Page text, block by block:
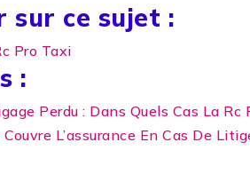
sur ce sujet :
Pro Taxi
:
Perdu : Dans Quels Cas La
Couvre L’assurance En Cas De